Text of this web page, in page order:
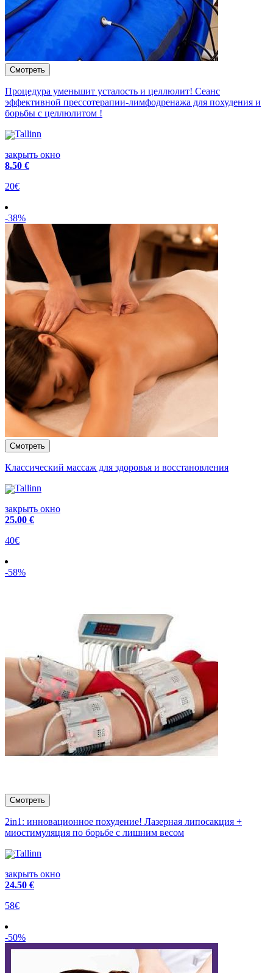
Процедура уменьшит усталость и целлюлит! Сеанс
эффективной прессотерапии-лимфодренажа для похудения и
борьбы с целлюлитом !
Tallinn
закрыть окно
8.50 €
20€
-38%
Классический массаж для здоровья и восстановления
Tallinn
закрыть окно
25.00 €
40€
-58%
2in1: инновационное похудение! Лазерная липосакция +
миостимуляция по борьбе с лишним весом
Tallinn
закрыть окно
24.50 €
58€
-50%